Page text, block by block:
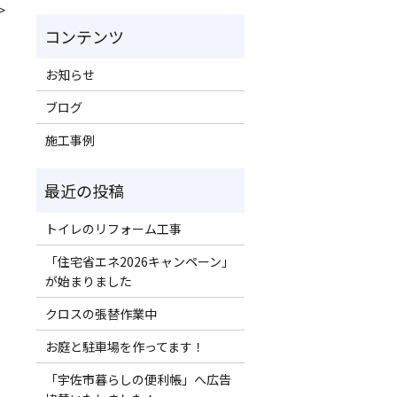
お知らせ
ブログ
施工事例
トイレのリフォーム工事
「住宅省エネ2026キャンペーン」
が始まりました
クロスの張替作業中
お庭と駐車場を作ってます！
「宇佐市暮らしの便利帳」へ広告